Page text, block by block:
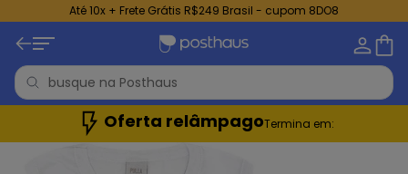
Até 10x + Frete Grátis R$249 Brasil - cupom 8DO8
Oferta relâmpagoTermina em: